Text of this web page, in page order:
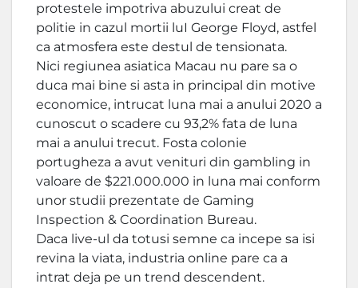
protestele impotriva abuzului creat de
politie in cazul mortii luI George Floyd, astfel
ca atmosfera este destul de tensionata.
Nici regiunea asiatica Macau nu pare sa o
duca mai bine si asta in principal din motive
economice, intrucat luna mai a anului 2020 a
cunoscut o scadere cu 93,2% fata de luna
mai a anului trecut. Fosta colonie
portugheza a avut venituri din gambling in
valoare de $221.000.000 in luna mai conform
unor studii prezentate de Gaming
Inspection & Coordination Bureau.
Daca live-ul da totusi semne ca incepe sa isi
revina la viata, industria online pare ca a
intrat deja pe un trend descendent.